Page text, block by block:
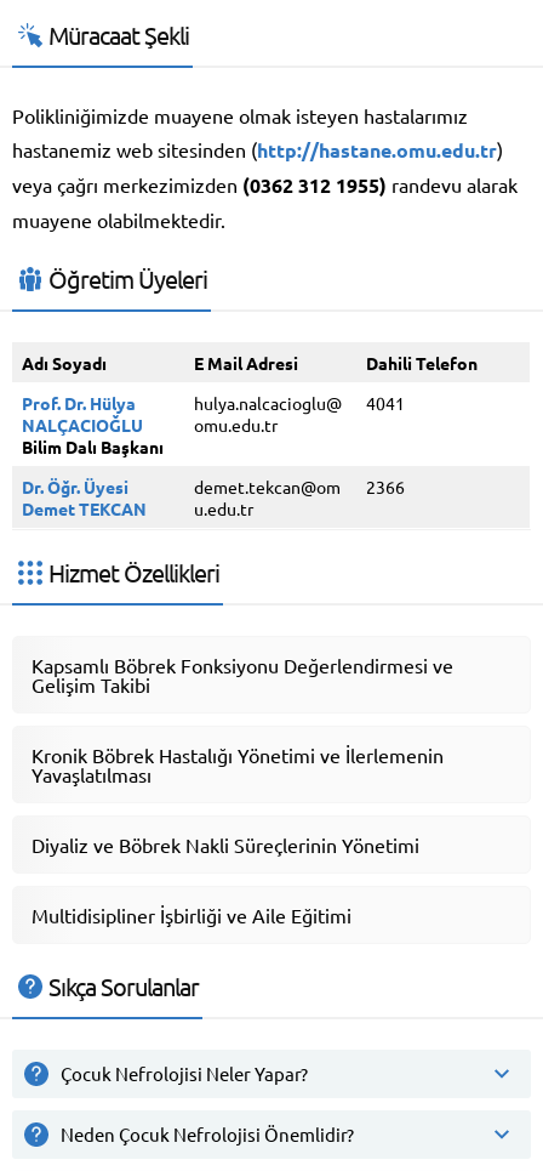
Müracaat Şekli
Polikliniğimizde muayene olmak isteyen hastalarımız
hastanemiz web sitesinden (http://hastane.omu.edu.tr)
veya çağrı merkezimizden (0362 312 1955) randevu alarak
muayene olabilmektedir.
Öğretim Üyeleri
Adı Soyadı E Mail Adresi
Dahili Telefon
Prof. Dr. Hülya
NALÇACIOĞLU
Bilim Dalı Başkanı
hulya.nalcacioglu@
omu.edu.tr
4041
Dr. Öğr. Üyesi
Demet TEKCAN
demet.tekcan@om
u.edu.tr
2366
Hizmet Özellikleri
Kapsamlı Böbrek Fonksiyonu Değerlendirmesi ve
Gelişim Takibi
Kronik Böbrek Hastalığı Yönetimi ve İlerlemenin
Yavaşlatılması
Diyaliz ve Böbrek Nakli Süreçlerinin Yönetimi
Multidisipliner İşbirliği ve Aile Eğitimi
Sıkça Sorulanlar
Çocuk Nefrolojisi Neler Yapar?
Neden Çocuk Nefrolojisi Önemlidir?